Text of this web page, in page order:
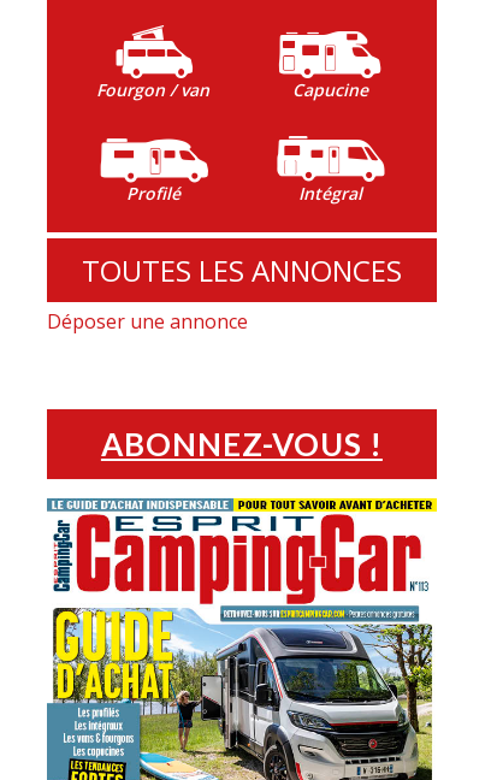
Fourgon / van Capucine
Profilé Intégral
TOUTES LES ANNONCES
Déposer une annonce
ABONNEZ-VOUS !